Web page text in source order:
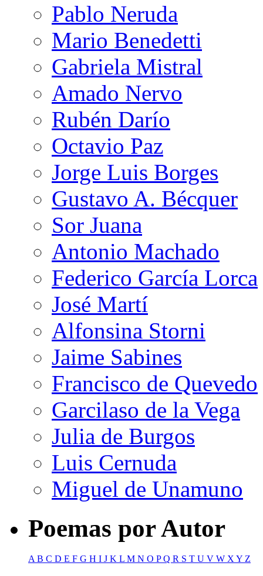
Pablo Neruda
Mario Benedetti
Gabriela Mistral
Amado Nervo
Rubén Darío
Octavio Paz
Jorge Luis Borges
Gustavo A. Bécquer
Sor Juana
Antonio Machado
Federico García Lorca
José Martí
Alfonsina Storni
Jaime Sabines
Francisco de Quevedo
Garcilaso de la Vega
Julia de Burgos
Luis Cernuda
Miguel de Unamuno
Poemas por Autor
AB C D E F G H I J K L M N O PQ R S T U V W XY Z